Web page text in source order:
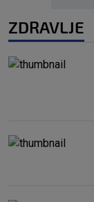
ZDRAVLJE